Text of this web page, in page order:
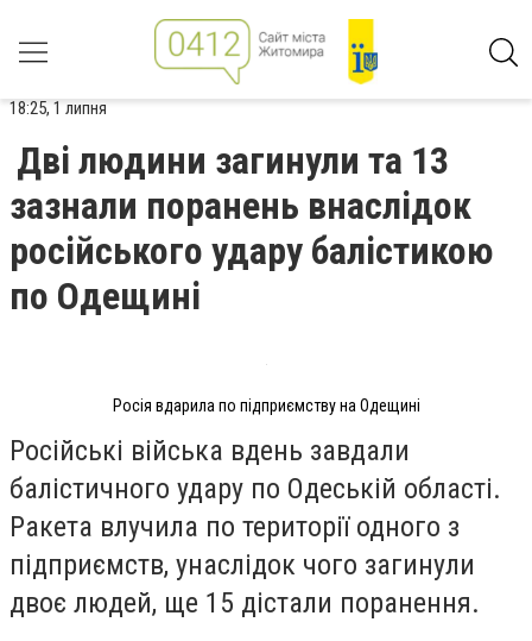
18:25, 1 липня
Дві людини загинули та 13
зазнали поранень внаслідок
російського удару балістикою
по Одещині
Росія вдарила по підприємству на Одещині
Російські війська вдень завдали
балістичного удару по Одеській області.
Ракета влучила по території одного з
підприємств, унаслідок чого загинули
двоє людей, ще 15 дістали поранення.